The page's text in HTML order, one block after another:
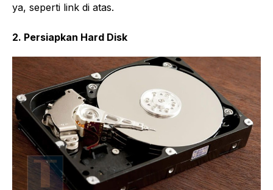
ya, seperti link di atas.
2. Persiapkan Hard Disk